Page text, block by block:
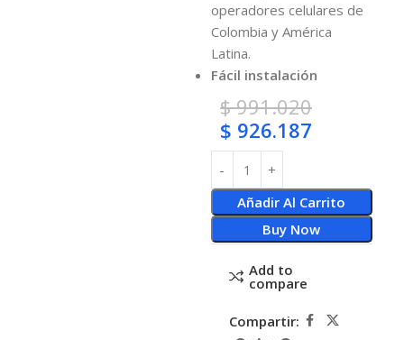
operadores celulares de
Colombia y América
Latina.
Fácil instalación
$991.020
$ 926.187
Añadir Al Carrito
Buy Now
Add to
compare
Compartir: